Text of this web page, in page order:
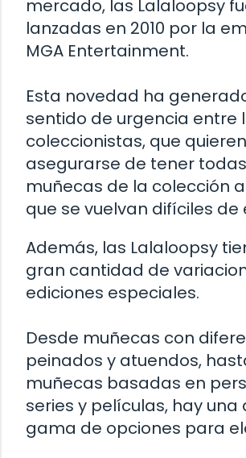
mercado, las Lalaloopsy
lanzadas en 2010 por la
MGA Entertainment.
Esta novedad ha
sentido de urgencia entre
coleccionistas, que quieren
asegurarse de tener
muñecas de la colección
que se vuelvan difíciles de
Además, las Lalaloopsy
gran cantidad de
ediciones especiales.
Desde muñecas con
peinados y atuendos,
muñecas basadas en
series y películas, hay una
gama de opciones para